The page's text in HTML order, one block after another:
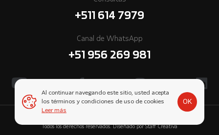
+511 614 7979
Canal de WhatsApp
+51 956 269 981
Todos los derechos reservados. Diseñado por Staff Creativa
Al continuar navegando este sitio, usted acepta
los términos y condiciones de uso de cookies
Leer más
OK